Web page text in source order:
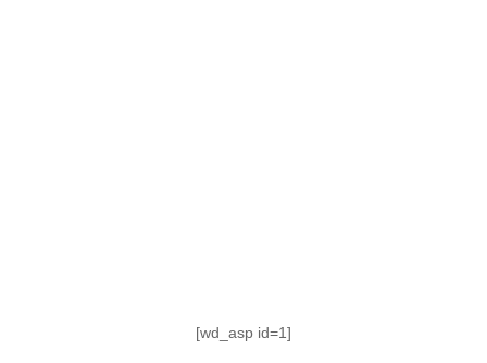
[wd_asp id=1]